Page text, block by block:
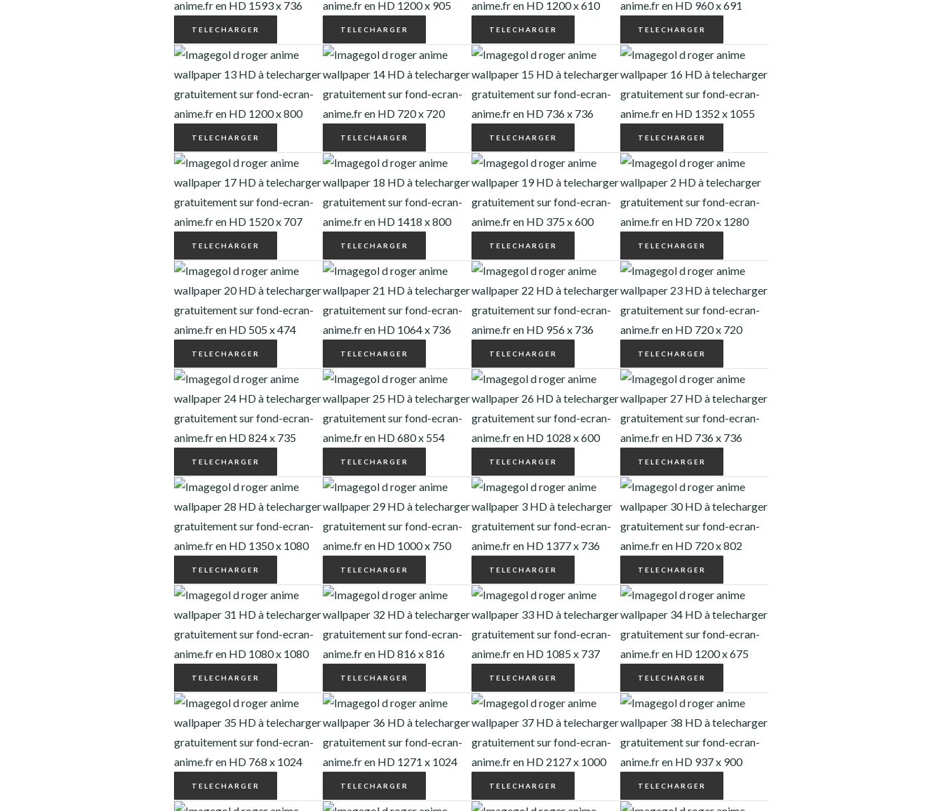
TELECHARGER TELECHARGER TELECHARGER TELECHARGER
TELECHARGER TELECHARGER TELECHARGER TELECHARGER
TELECHARGER TELECHARGER TELECHARGER TELECHARGER
TELECHARGER TELECHARGER TELECHARGER TELECHARGER
TELECHARGER TELECHARGER TELECHARGER TELECHARGER
TELECHARGER TELECHARGER TELECHARGER TELECHARGER
TELECHARGER TELECHARGER TELECHARGER TELECHARGER
TELECHARGER TELECHARGER TELECHARGER TELECHARGER